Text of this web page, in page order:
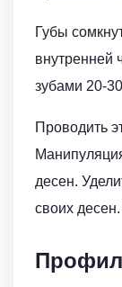
Губы
внутренней
зубами 20-
Проводить
десен.
своих десен.